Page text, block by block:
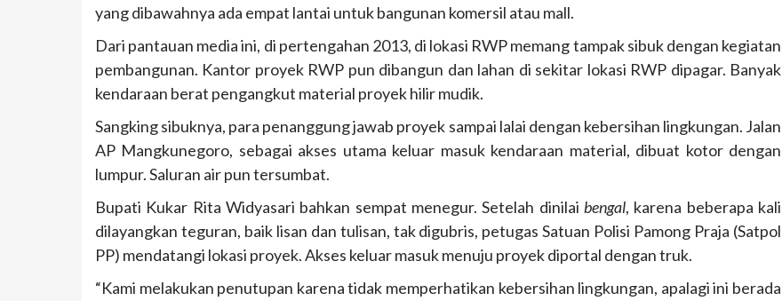
yang dibawahnya ada empat lantai untuk bangunan komersil atau mall.
Dari pantauan media ini, di pertengahan 2013, di lokasi RWP memang tampak sibuk dengan kegiatan
pembangunan. Kantor proyek RWP pun dibangun dan lahan di sekitar lokasi RWP dipagar. Banyak
kendaraan berat pengangkut material proyek hilir mudik.
Sangking sibuknya, para penanggung jawab proyek sampai lalai dengan kebersihan lingkungan. Jalan
AP Mangkunegoro, sebagai akses utama keluar masuk kendaraan material, dibuat kotor dengan
lumpur. Saluran air pun tersumbat.
Bupati Kukar Rita Widyasari bahkan sempat menegur. Setelah dinilai bengal, karena beberapa kali
dilayangkan teguran, baik lisan dan tulisan, tak digubris, petugas Satuan Polisi Pamong Praja (Satpol
PP) mendatangi lokasi proyek. Akses keluar masuk menuju proyek diportal dengan truk.
“Kami melakukan penutupan karena tidak memperhatikan kebersihan lingkungan, apalagi ini berada